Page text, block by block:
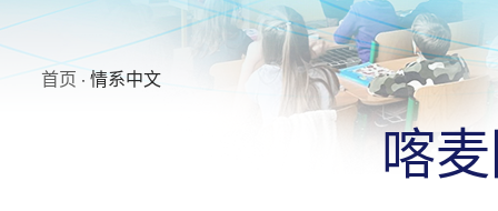
首页 · 情系中文
喀